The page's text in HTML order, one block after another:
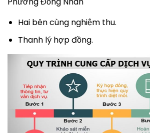
Hai bên cùng nghiệm thu.
Thanh lý hợp đồng.